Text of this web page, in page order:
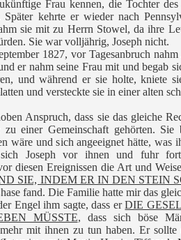
Frau kennen, die Tochter
kehrte er wieder nach
sie mit zu Herrn Stowel, da ihre
Sie war volljährig, Joseph nicht.
1827, vor Tagesanbruch
er nahm seine Frau mit und begab
und während er sie holte, kniete
und versteckte sie in einer alten
Anspruch, dass sie das gleiche
einer Gemeinschaft gehörten. Sie
wäre und sich angeeignet hätte, was
sich Joseph vor ihnen und fuhr
diesen Ereignissen die Art und
SIE, INDEM ER IN DEN STEIN
fand. Die Familie hatte mir das
Engel ihm sagte, dass erDIE
MÜSSTE, dass sich böse
mit ihnen zu tun haben. Er